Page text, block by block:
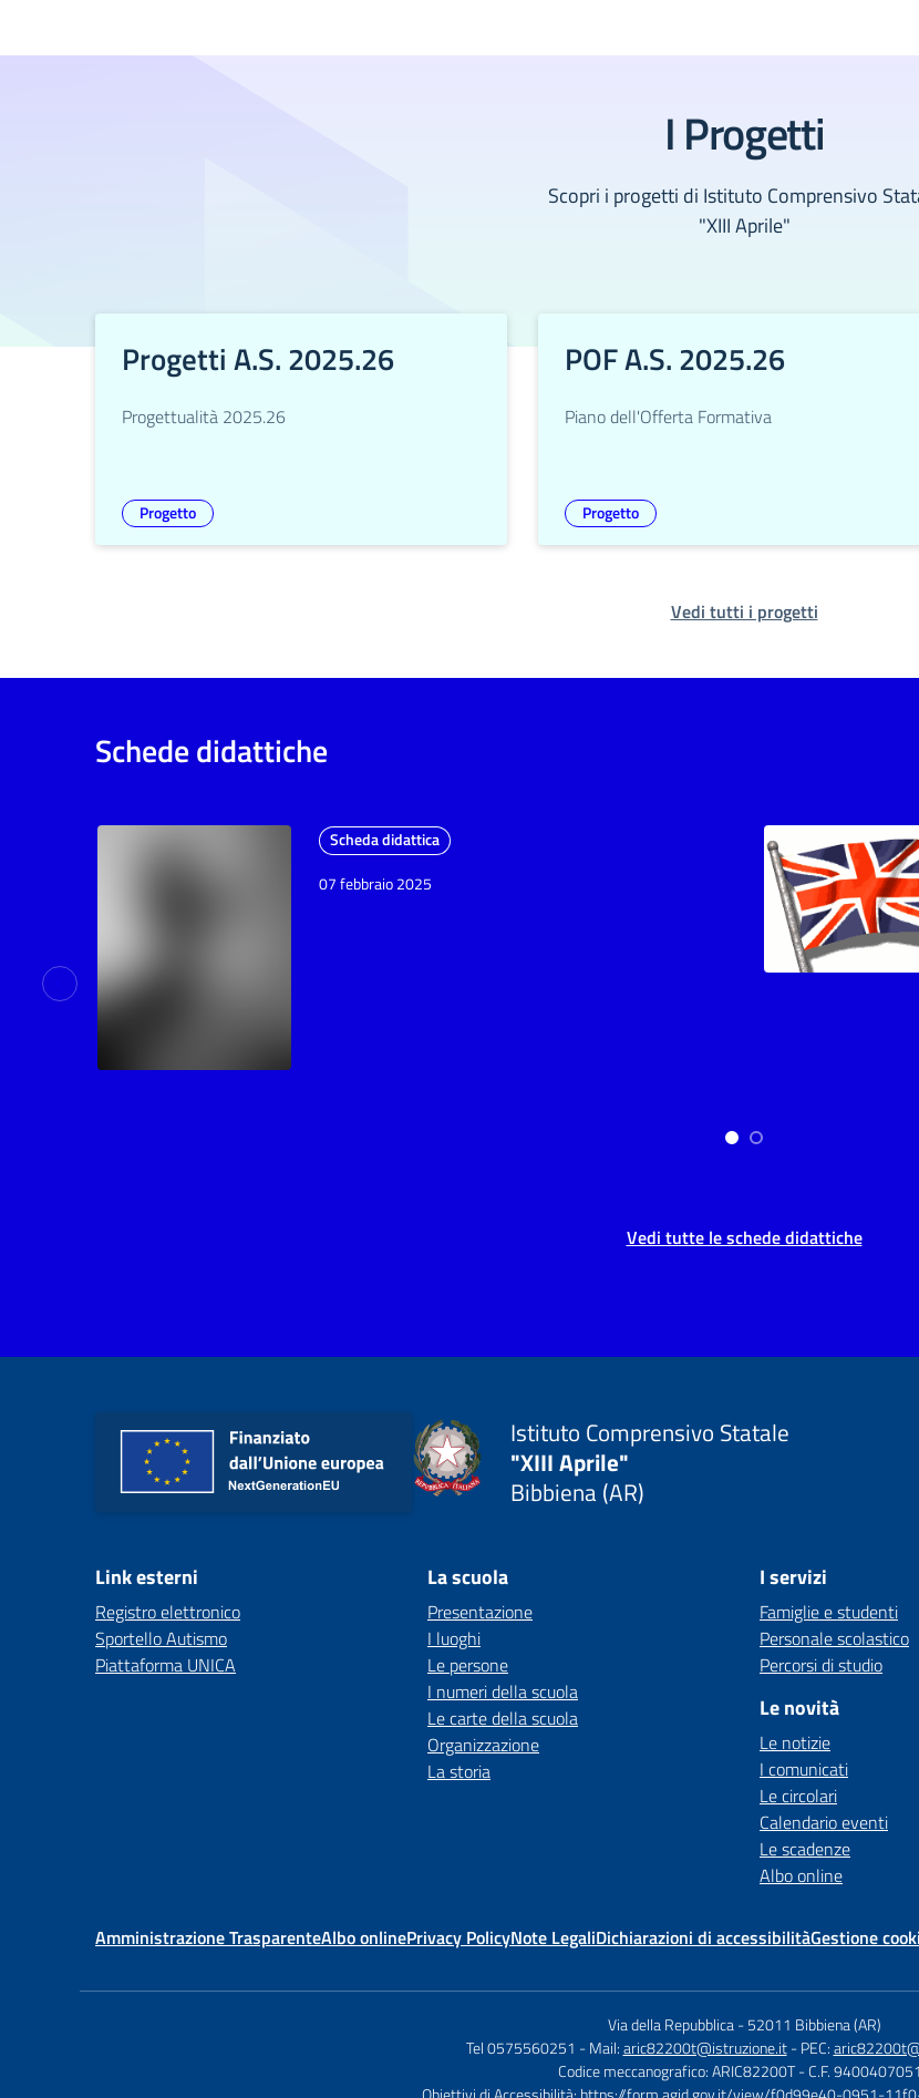
I Progetti
Scopri i progetti di Istituto Comprensivo
"XIII Aprile"
Progetti A.S. 2025.26
Progettualità 2025.26
Progetto
POF A.S. 2025.26
Piano dell'Offerta Formativa
Progetto
Vedi tutti i progetti
Schede didattiche
Scheda didattica
07 febbraio 2025
Vedi tutte le schede didattiche
Istituto Comprensivo Statale
"XIII Aprile"
Bibbiena (AR)
Link esterni
Registro elettronico
Sportello Autismo
Piattaforma UNICA
La scuola
Presentazione
I luoghi
Le persone
I numeri della scuola
Le carte della scuola
Organizzazione
La storia
I servizi
Famiglie e studenti
Personale scolastico
Percorsi di studio
Le novità
Le notizie
I comunicati
Le circolari
Calendario eventi
Le scadenze
Albo online
Amministrazione TrasparenteAlbo onlinePrivacy PolicyNote LegaliDichiarazioni di accessibilitàGestione
Via della Repubblica -52011 Bibbiena (AR)
Tel 0575560251 - Mail:aric82200t@istruzione.it - PEC:
Codice meccanografico: ARIC82200T - C.F.